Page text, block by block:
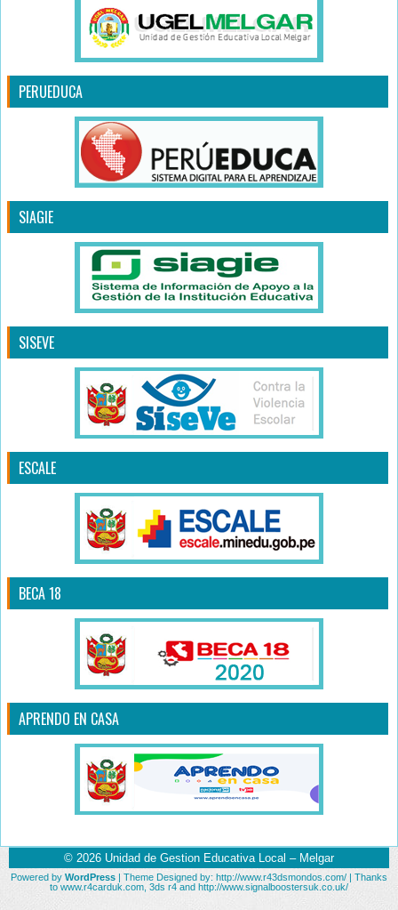
PERUEDUCA
SIAGIE
SISEVE
ESCALE
BECA 18
APRENDO EN CASA
© 2026 Unidad de Gestion Educativa Local – Melgar
Powered by WordPress | Theme Designed by: http://www.r43dsmondos.com/ | Thanks
to www.r4carduk.com 3ds r4 and http://www.signalboostersuk.co.uk/